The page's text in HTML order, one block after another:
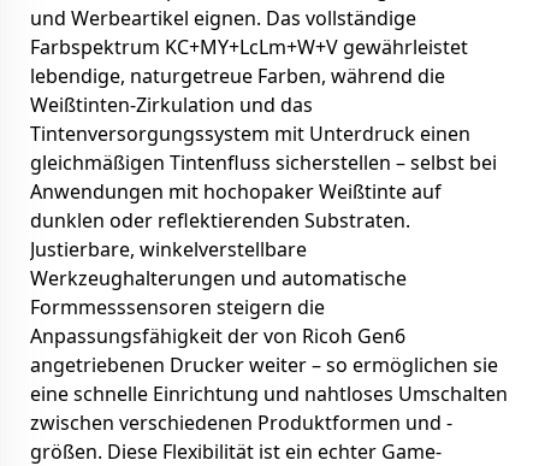
und Werbeartikel eignen. Das vollständige
Farbspektrum KC+MY+LcLm+W+V gewährleistet
lebendige, naturgetreue Farben, während die
Weißtinten-Zirkulation und das
Tintenversorgungssystem mit Unterdruck einen
gleichmäßigen Tintenfluss sicherstellen – selbst bei
Anwendungen mit hochopaker Weißtinte auf
dunklen oder reflektierenden Substraten.
Justierbare, winkelverstellbare
Werkzeughalterungen und automatische
Formmesssensoren steigern die
Anpassungsfähigkeit der von Ricoh Gen6
angetriebenen Drucker weiter – so ermöglichen sie
eine schnelle Einrichtung und nahtloses Umschalten
zwischen verschiedenen Produktformen und -
größen. Diese Flexibilität ist ein echter Game-